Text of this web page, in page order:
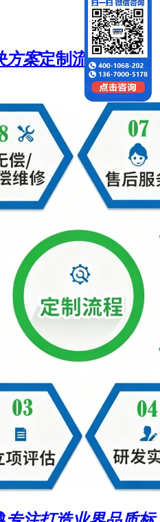
方案定制流程Order